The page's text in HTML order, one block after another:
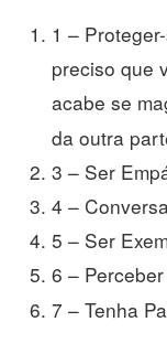
1 –
preciso que
acabe se
da outra
3 – Ser
4 –
5 – Ser
6 –
7 – Tenha